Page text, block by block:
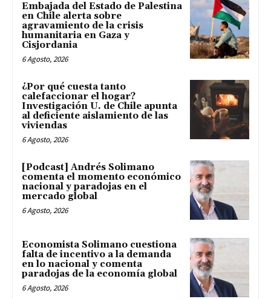
Embajada del Estado de Palestina
en Chile alerta sobre
agravamiento de la crisis
humanitaria en Gaza y
Cisjordania
6 Agosto, 2026
¿Por qué cuesta tanto
calefaccionar el hogar?
Investigación U. de Chile apunta
al deficiente aislamiento de las
viviendas
6 Agosto, 2026
[Podcast] Andrés Solimano
comenta el momento económico
nacional y paradojas en el
mercado global
6 Agosto, 2026
Economista Solimano cuestiona
falta de incentivo a la demanda
en lo nacional y comenta
paradojas de la economía global
6 Agosto, 2026